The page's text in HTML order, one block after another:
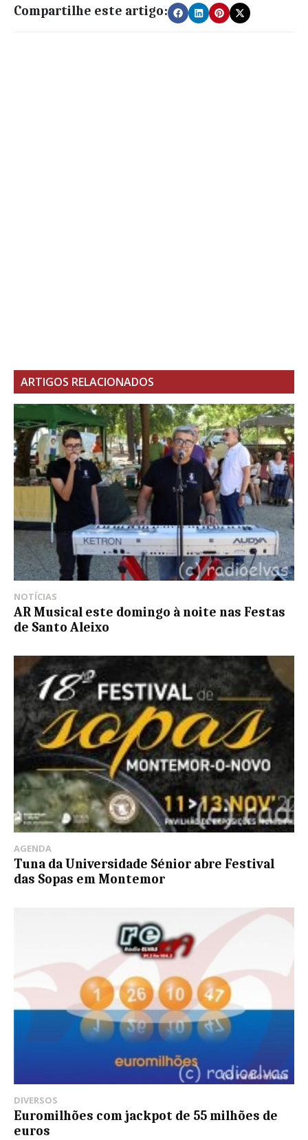
Compartilhe este artigo:
ARTIGOS RELACIONADOS
NOTÍCIAS
AR Musical este domingo à noite nas Festas
de Santo Aleixo
AGENDA
Tuna da Universidade Sénior abre Festival
das Sopas em Montemor
DIVERSOS
Euromilhões com jackpot de 55 milhões de
euros